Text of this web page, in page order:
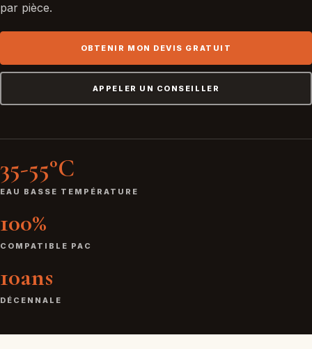
par pièce.
OBTENIR MON DEVIS GRATUIT
APPELER UN CONSEILLER
35-55°C
EAU BASSE TEMPÉRATURE
100%
COMPATIBLE PAC
10ans
DÉCENNALE